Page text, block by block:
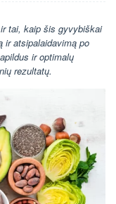
tai, kaip šis gyvybiškai
ir atsipalaidavimą po
ir optimalų
rezultatų.